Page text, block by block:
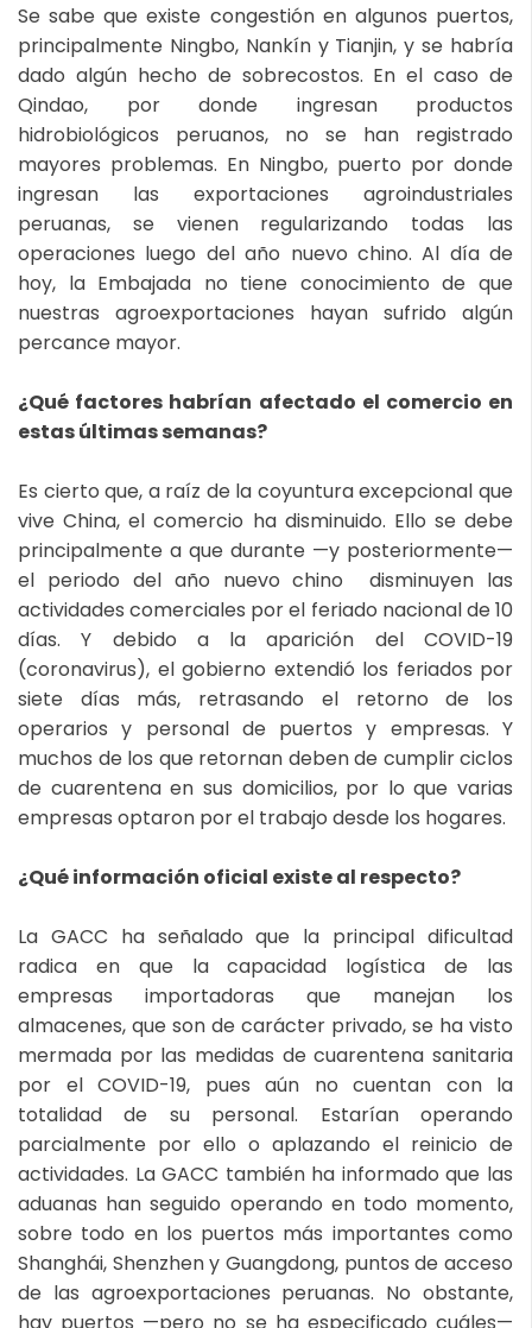
Se sabe que existe congestión en algunos puertos,
principalmente Ningbo, Nankín y Tianjin, y se habría
dado algún hecho de sobrecostos. En el caso de
Qindao, por donde ingresan productos
hidrobiológicos peruanos, no se han registrado
mayores problemas. En Ningbo, puerto por donde
ingresan las exportaciones agroindustriales
peruanas, se vienen regularizando todas las
operaciones luego del año nuevo chino. Al día de
hoy, la Embajada no tiene conocimiento de que
nuestras agroexportaciones hayan sufrido algún
percance mayor.
¿Qué factores habrían afectado el comercio en
estas últimas semanas?
Es cierto que, a raíz de la coyuntura excepcional que
vive China, el comercio ha disminuido. Ello se debe
principalmente a que durante —y posteriormente—
el periodo del año nuevo chino disminuyen las
actividades comerciales por el feriado nacional de 10
días. Y debido a la aparición del COVID-19
(coronavirus), el gobierno extendió los feriados por
siete días más, retrasando el retorno de los
operarios y personal de puertos y empresas. Y
muchos de los que retornan deben de cumplir ciclos
de cuarentena en sus domicilios, por lo que varias
empresas optaron por el trabajo desde los hogares.
¿Qué información oficial existe al respecto?
La GACC ha señalado que la principal dificultad
radica en que la capacidad logística de las
empresas importadoras que manejan los
almacenes, que son de carácter privado, se ha visto
mermada por las medidas de cuarentena sanitaria
por el COVID-19, pues aún no cuentan con la
totalidad de su personal. Estarían operando
parcialmente por ello o aplazando el reinicio de
actividades. La GACC también ha informado que las
aduanas han seguido operando en todo momento,
sobre todo en los puertos más importantes como
Shanghái, Shenzhen y Guangdong, puntos de acceso
de las agroexportaciones peruanas. No obstante,
hay puertos —pero no se ha especificado cuáles—